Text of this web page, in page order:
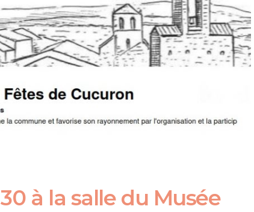
à la salle du Musée